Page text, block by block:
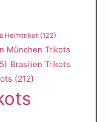
Heimtrikot (122)
München Trikots
Brasilien Trikots
(212)